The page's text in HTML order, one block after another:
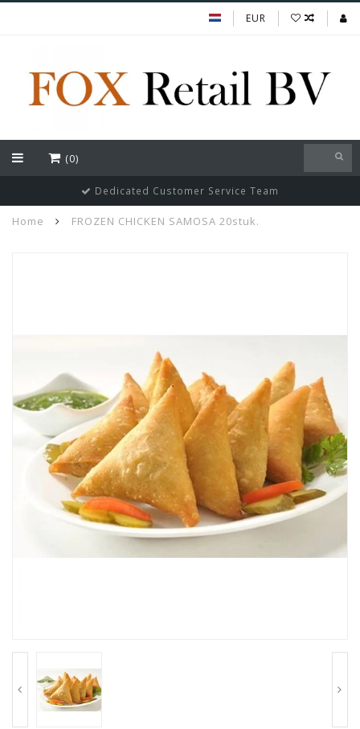
EUR
(0)
Dedicated Customer Service Team
Home FROZEN CHICKEN SAMOSA 20stuk.